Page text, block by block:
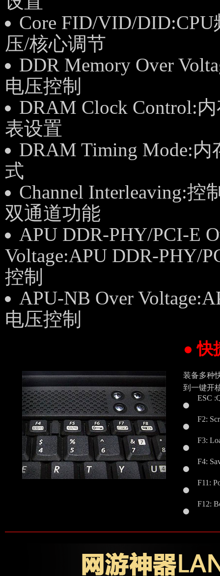
Core FID/VID/
压/核心调节
DDR Memory Over
电压控制
DRAM Clock Control:
表设置
DRAM Timing Mode:内
式
Channel Interleaving:控
双通道功能
APU DDR-PHY/PCI-E
Voltage:APU DDR-PHY/
控制
APU-NB Over
电压控制
● 快
装备多种
到一键开
ESC
F2:
F3:
F4:
F11:
F12: